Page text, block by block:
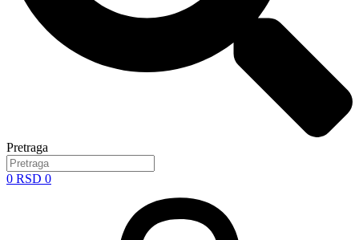
Pretraga
0 RSD 0